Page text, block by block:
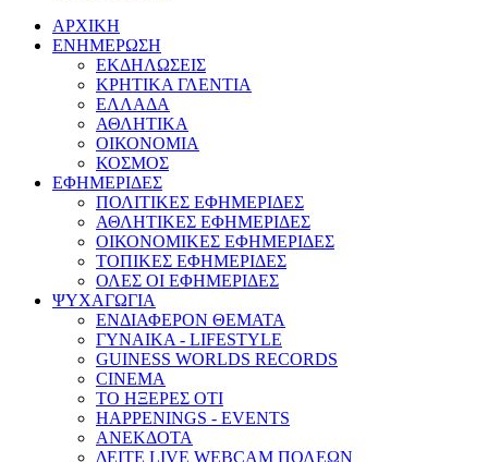
ΑΡΧΙΚΗ
ΕΝΗΜΕΡΩΣΗ
ΕΚΔΗΛΩΣΕΙΣ
ΚΡΗΤΙΚΑ ΓΛΕΝΤΙΑ
ΕΛΛΑΔΑ
ΑΘΛΗΤΙΚΑ
ΟΙΚΟΝΟΜΙΑ
ΚΟΣΜΟΣ
ΕΦΗΜΕΡΙΔΕΣ
ΠΟΛΙΤΙΚΕΣ ΕΦΗΜΕΡΙΔΕΣ
ΑΘΛΗΤΙΚΕΣ ΕΦΗΜΕΡΙΔΕΣ
ΟΙΚΟΝΟΜΙΚΕΣ ΕΦΗΜΕΡΙΔΕΣ
ΤΟΠΙΚΕΣ ΕΦΗΜΕΡΙΔΕΣ
ΟΛΕΣ ΟΙ ΕΦΗΜΕΡΙΔΕΣ
ΨΥΧΑΓΩΓΙΑ
ΕΝΔΙΑΦΕΡΟΝ ΘΕΜΑΤΑ
ΓΥΝΑΙΚΑ - LIFESTYLE
GUINESS WORLDS RECORDS
CINEMA
ΤΟ ΗΞΕΡΕΣ ΟΤΙ
HAPPENINGS - EVENTS
ΑΝΕΚΔΟΤΑ
ΔΕΙΤΕ LIVE WEBCAM ΠΟΛΕΩΝ